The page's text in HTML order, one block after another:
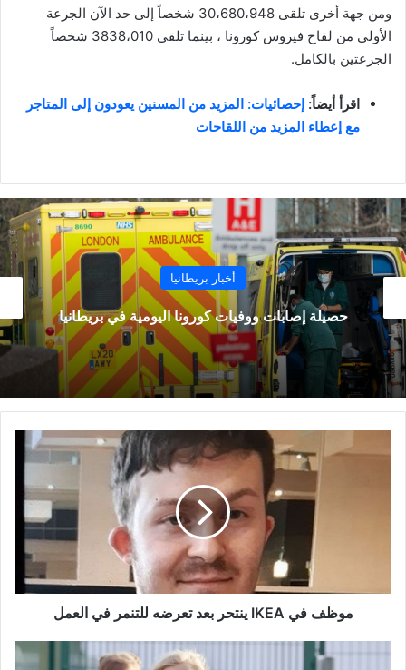
ومن جهة أخرى تلقى 30،680،948 شخصاً إلى حد الآن الجرعة
الأولى من لقاح فيروس كورونا ، بينما تلقى 3838،010 شخصاً
الجرعتين بالكامل.
اقرأ أيضاً: إحصائيات: المزيد من المسنين يعودون إلى المتاجر
مع إعطاء المزيد من اللقاحات
أخبار بريطانيا
أول تصريح لجونسون بعد الكشف عن وفاة 7 أشخاص
من متلقي لقاح أسترازينيكا
في
العمل
موظف في IKEA ينتحر بعد تعرضه للتنمر في العمل